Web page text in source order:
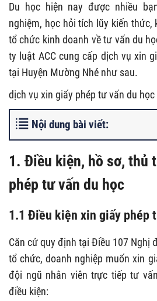
Du học hiện nay được nhiều
nghiệm, học hỏi tích lũy kiến thức,
tổ chức kinh doanh về tư vấn du
ty luật ACC cung cấp dịch vụ xin
tại Huyện Mường Nhé như sau.
dịch vụ xin giấy phép tư vấn du
Nội dung bài viết:
1. Điều kiện, hồ sơ, thủ
phép tư vấn du học
1.1 Điều kiện xin giấy phép
Căn cứ quy định tại Điều 107 Nghị
tổ chức, doanh nghiệp muốn xin
đội ngũ nhân viên trực tiếp tư
điều kiện: